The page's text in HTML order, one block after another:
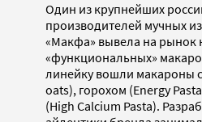
Один из крупнейших
производителей мучных
«Макфа» вывела на рынок
«функциональных»
линейку вошли макароны
oats), горохом (Energy
(High Calcium Pasta).